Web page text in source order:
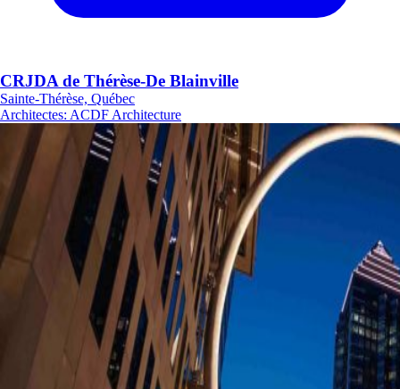
CRJDA de Thérèse-De Blainville
Sainte-Thérèse, Québec
Architectes: ACDF Architecture